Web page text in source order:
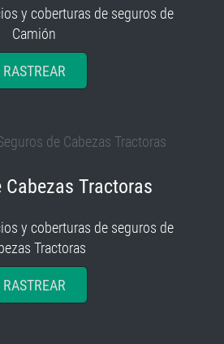
y coberturas de seguros de
Camión
RASTREAR
Cabezas Tractoras
y coberturas de seguros de
Tractoras
RASTREAR